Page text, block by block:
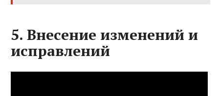
5. Внесение изменений и
исправлений